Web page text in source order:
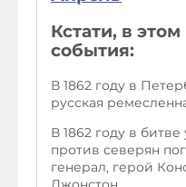
Кстати, в
события:
В 1862 году в
русская
В 1862 году в
против северян
генерал, герой